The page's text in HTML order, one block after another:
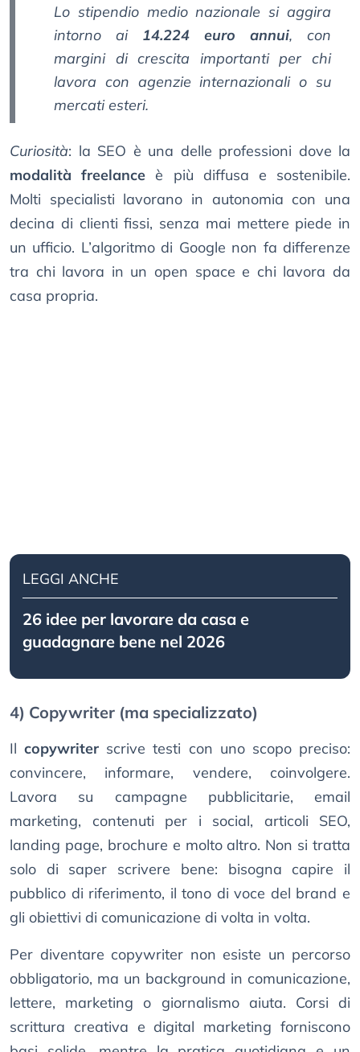
Lo stipendio medio nazionale si aggira
intorno ai 14.224 euro annui, con
margini di crescita importanti per chi
lavora con agenzie internazionali o su
mercati esteri.
Curiosità: la SEO è una delle professioni dove la
modalità freelance è più diffusa e sostenibile.
Molti specialisti lavorano in autonomia con una
decina di clienti fissi, senza mai mettere piede in
un ufficio. L’algoritmo di Google non fa differenze
tra chi lavora in un open space e chi lavora da
casa propria.
LEGGI ANCHE
26 idee per lavorare da casa e
guadagnare bene nel 2026
4) Copywriter (ma specializzato)
Ilcopywriter scrive testi con uno scopo preciso:
convincere, informare, vendere, coinvolgere.
Lavora su campagne pubblicitarie, email
marketing, contenuti per i social, articoli SEO,
landing page, brochure e molto altro. Non si tratta
solo di saper scrivere bene: bisogna capire il
pubblico di riferimento, il tono di voce del brand e
gli obiettivi di comunicazione di volta in volta.
Per diventare copywriter non esiste un percorso
obbligatorio, ma un background in comunicazione,
lettere, marketing o giornalismo aiuta. Corsi di
scrittura creativa e digital marketing forniscono